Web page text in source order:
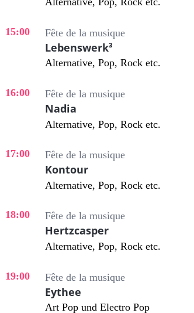
15:00 Fête de la musique
Lebenswerk³
Alternative, Pop, Rock etc.
16:00 Fête de la musique
Nadia
Alternative, Pop, Rock etc.
17:00 Fête de la musique
Kontour
Alternative, Pop, Rock etc.
18:00 Fête de la musique
Hertzcasper
Alternative, Pop, Rock etc.
19:00 Fête de la musique
Eythee
Art Pop und Electro Pop